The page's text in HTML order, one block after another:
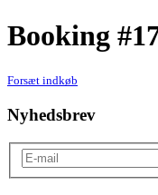
Booking
Forsæt indkøb
Nyhedsbrev